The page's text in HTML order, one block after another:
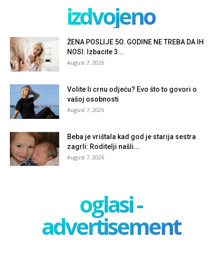
izdvojeno
ŽENA POSLIJE 5O. GODINE NE TREBA DA IH
NOSI: Izbacite 3...
August 7, 2026
Volite li crnu odjeću? Evo što to govori o
vašoj osobnosti
August 7, 2026
Beba je vrištala kad god je starija sestra
zagrli: Roditelji našli...
August 7, 2026
oglasi -
advertisement